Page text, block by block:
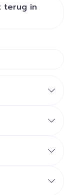
terug in